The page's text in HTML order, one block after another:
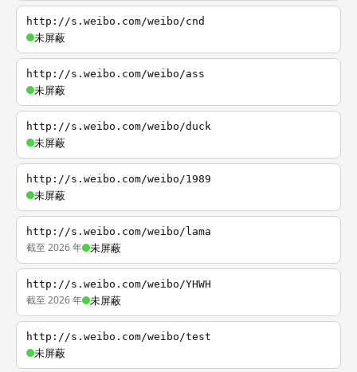
http://s.weibo.com/weibo/cnd
未屏蔽
http://s.weibo.com/weibo/ass
未屏蔽
http://s.weibo.com/weibo/duck
未屏蔽
http://s.weibo.com/weibo/1989
未屏蔽
http://s.weibo.com/weibo/lama
截至 2026 年 未屏蔽
http://s.weibo.com/weibo/YHWH
截至 2026 年 未屏蔽
http://s.weibo.com/weibo/test
未屏蔽